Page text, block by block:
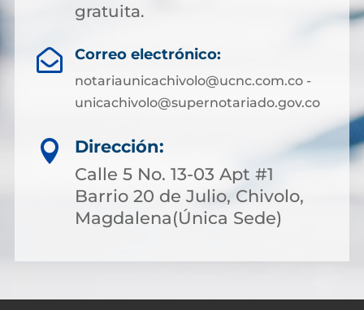
gratuita.
 Correo electrónico:
notariaunicachivolo@ucnc.com.co -
unicachivolo@supernotariado.gov.co

Dirección:
Calle 5 No. 13-03 Apt #1
Barrio 20 de Julio, Chivolo,
Magdalena(Única Sede)